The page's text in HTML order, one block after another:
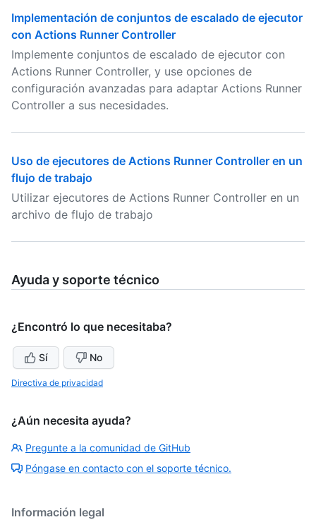
Implementación de conjuntos de escalado de ejecutor
con Actions Runner Controller
Implemente conjuntos de escalado de ejecutor con
Actions Runner Controller, y use opciones de
configuración avanzadas para adaptar Actions Runner
Controller a sus necesidades.
Uso de ejecutores de Actions Runner Controller en un
flujo de trabajo
Utilizar ejecutores de Actions Runner Controller en un
archivo de flujo de trabajo
Ayuda y soporte técnico
¿Encontró lo que necesitaba?
Sí No
Directiva de privacidad
¿Aún necesita ayuda?
Pregunte a la comunidad de GitHub
Póngase en contacto con el soporte técnico.
Información legal